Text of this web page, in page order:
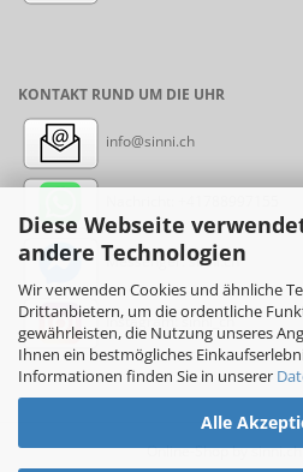
Diese Webseite
andere Technologien
Wir verwenden Cookies und ähnliche
Drittanbietern, um die ordentliche
gewährleisten, die Nutzung unseres
Ihnen ein bestmögliches
Informationen finden Sie in unserer
Alle
KONTAKT RUND UM DIE UHR
info@sinni.ch
Messenger: sinni.ch
Instagram: sinni_ch
Online-Shopby